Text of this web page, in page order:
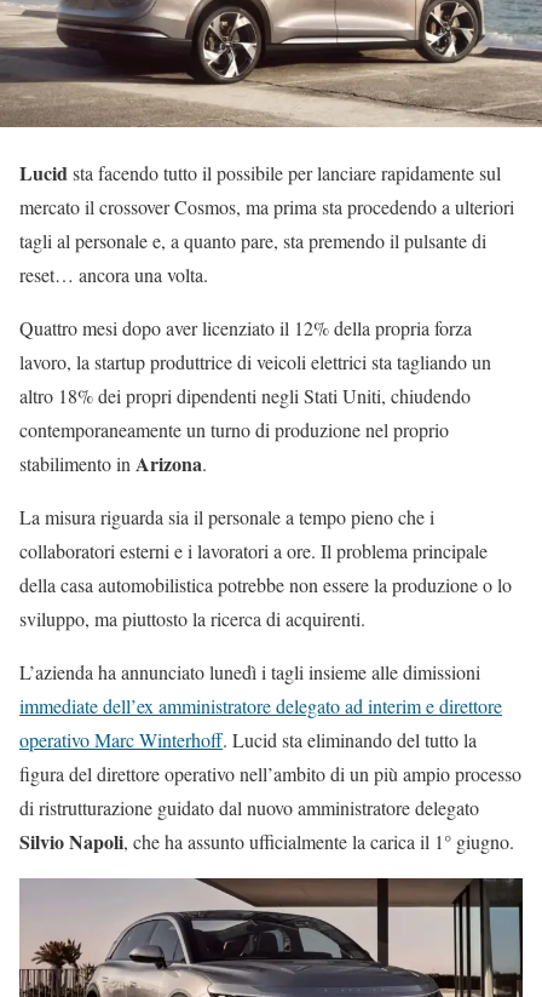
Lucidsta facendo tutto il possibile per lanciare rapidamente sul
mercato il crossover Cosmos, ma prima sta procedendo a ulteriori
tagli al personale e, a quanto pare, sta premendo il pulsante di
reset… ancora una volta.
Quattro mesi dopo aver licenziato il 12% della propria forza
lavoro, la startup produttrice di veicoli elettrici sta tagliando un
altro 18% dei propri dipendenti negli Stati Uniti, chiudendo
contemporaneamente un turno di produzione nel proprio
stabilimento inArizona.
La misura riguarda sia il personale a tempo pieno che i
collaboratori esterni e i lavoratori a ore. Il problema principale
della casa automobilistica potrebbe non essere la produzione o lo
sviluppo, ma piuttosto la ricerca di acquirenti.
L’azienda ha annunciato lunedì i tagli insieme alle dimissioni
immediate dell’ex amministratore delegato ad interim e direttore
operativo Marc Winterhoff. Lucid sta eliminando del tutto la
figura del direttore operativo nell’ambito di un più ampio processo
di ristrutturazione guidato dal nuovo amministratore delegato
Silvio Napoli, che ha assunto ufficialmente la carica il 1° giugno.